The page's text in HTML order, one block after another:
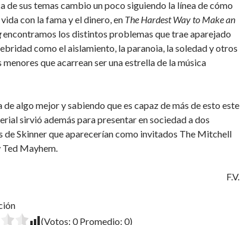
de sus temas cambio un poco siguiendo la línea de cómo
con la fama y el dinero, en The Hardest Way to Make an
encontramos los distintos problemas que trae aparejado
como el aislamiento, la paranoia, la soledad y otros
que acarrean ser una estrella de la música
de algo mejor y sabiendo que es capaz de más de esto este
sirvió además para presentar en sociedad a dos
de Skinner que aparecerían como invitados The Mitchell
Mayhem.
F.V.
(Votos: 0Promedio: 0)